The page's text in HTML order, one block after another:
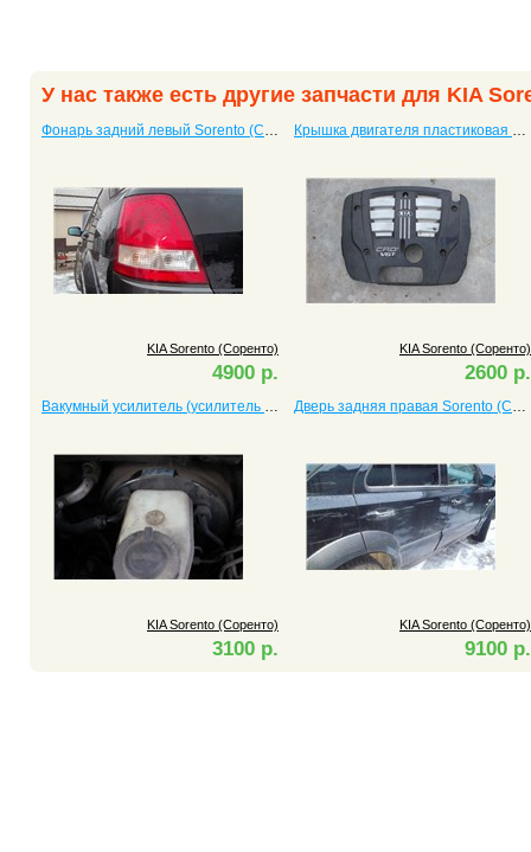
У нас также есть другие запчасти для KIA
Фонарь задний левый Sorento (Соренто) универсал
KIA Sorento (Соренто)
4900 р.
Крышка двигателя пластиковая Sorento (Соренто)
KIA Sorento (Соренто)
2600 р.
Вакумный усилитель (усилитель тормоза) Sorento (Соренто)
KIA Sorento (Соренто)
3100 р.
Дверь задняя правая Sorento (Соренто)
KIA Sorento (Соренто)
9100 р.